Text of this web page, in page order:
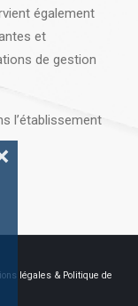
également
et
de gestion
l’établissement
légales & Politique de